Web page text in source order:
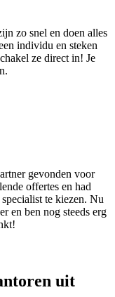
zo snel en doen alles
individu en steken
ze direct in! Je
gevonden voor
offertes en had
te kiezen. Nu
en ben nog steeds erg
uit